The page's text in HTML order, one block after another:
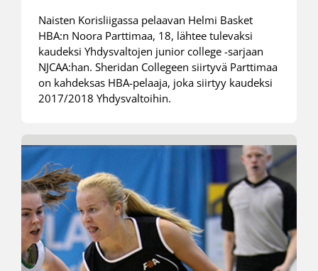
Naisten Korisliigassa pelaavan Helmi Basket
HBA:n Noora Parttimaa, 18, lähtee tulevaksi
kaudeksi Yhdysvaltojen junior college -sarjaan
NJCAA:han. Sheridan Collegeen siirtyvä Parttimaa
on kahdeksas HBA-pelaaja, joka siirtyy kaudeksi
2017/2018 Yhdysvaltoihin.